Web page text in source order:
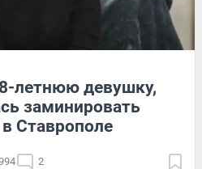
летнюю девушку,
заминировать
Ставрополе
2